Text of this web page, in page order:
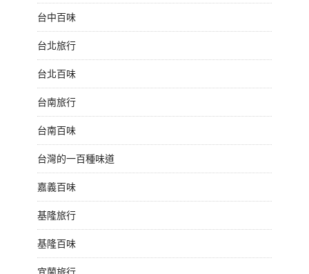
台中百味
台北旅行
台北百味
台南旅行
台南百味
台灣的一百種味道
嘉義百味
基隆旅行
基隆百味